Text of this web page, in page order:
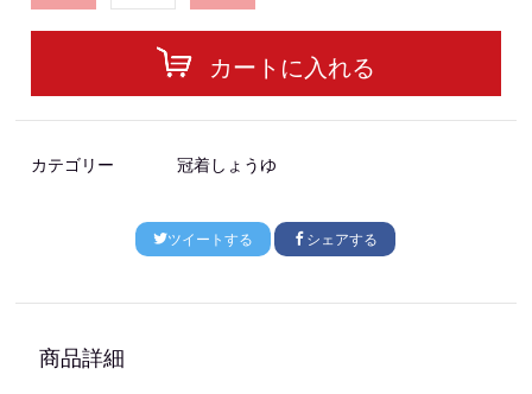
カートに入れる
カテゴリー 冠着しょうゆ
ツイートする シェアする
商品詳細